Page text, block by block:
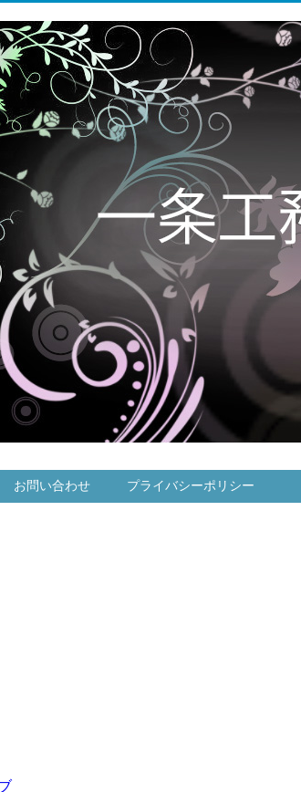
お問い合わせ プライバシーポリシー